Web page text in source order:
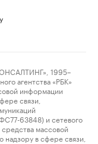
1995–
агентства «РБК»
информации
связи,
63848) и сетевого
массовой
в сфере связи,